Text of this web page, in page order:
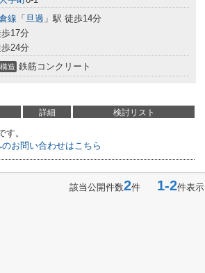
線 「 旦過 」駅 徒歩14分
歩17分
歩24分
構造 鉄筋コンクリート
詳細 検討リスト
。
お問い合わせはこちら
該当公開件数2件 1-2件表示